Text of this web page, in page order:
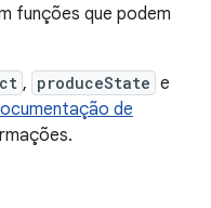
funções que podem
, produceState e
de